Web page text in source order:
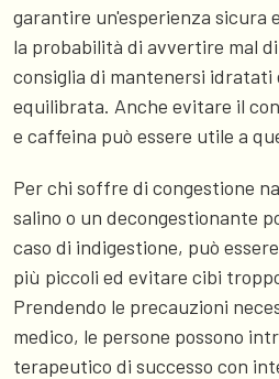
garantire un'esperienza sicura
la probabilità di avvertire mal
consiglia di mantenersi idratati
equilibrata. Anche evitare il
e caffeina può essere utile a
Per chi soffre di congestione
salino o un decongestionante
caso di indigestione, può
più piccoli ed evitare cibi
Prendendo le precauzioni
medico, le persone possono
terapeutico di successo con